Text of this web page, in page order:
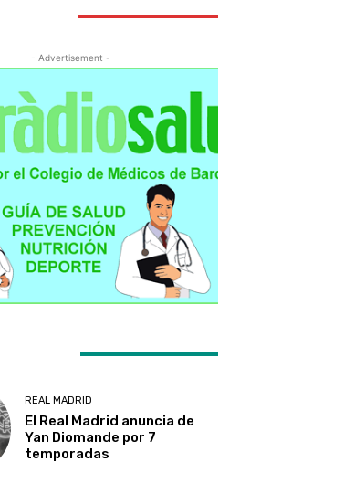
- Advertisement -
REAL MADRID
El Real Madrid anuncia de
Yan Diomande por 7
temporadas